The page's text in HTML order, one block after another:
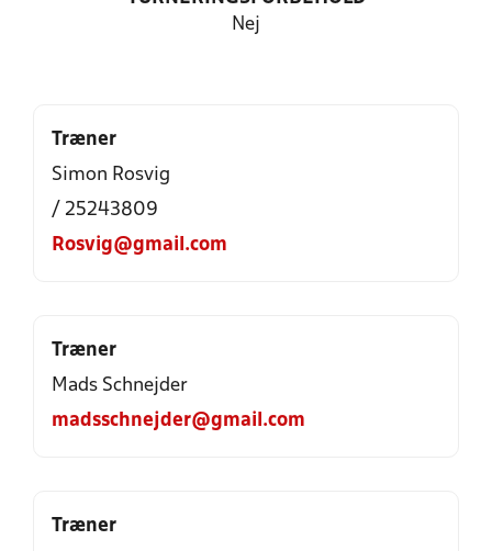
Nej
Træner
Simon Rosvig
/ 25243809
Rosvig@gmail.com
Træner
Mads Schnejder
madsschnejder@gmail.com
Træner